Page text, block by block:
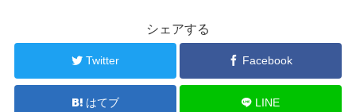
シェアする
Twitter Facebook
はてブ LINE